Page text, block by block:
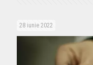
28 iunie 2022